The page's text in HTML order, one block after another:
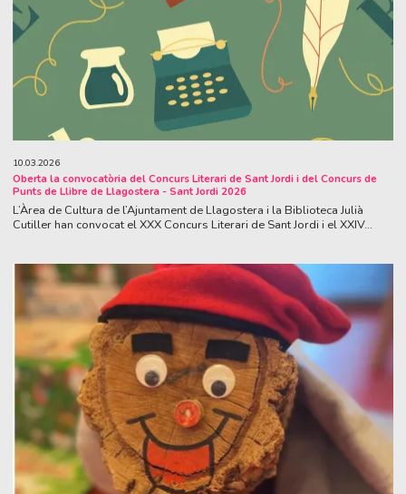
10.03.2026
Oberta la convocatòria del Concurs Literari de Sant Jordi i del Concurs de
Punts de Llibre de Llagostera - Sant Jordi 2026
L’Àrea de Cultura de l’Ajuntament de Llagostera i la Biblioteca Julià
Cutiller han convocat el XXX Concurs Literari de Sant Jordi i el XXIV...